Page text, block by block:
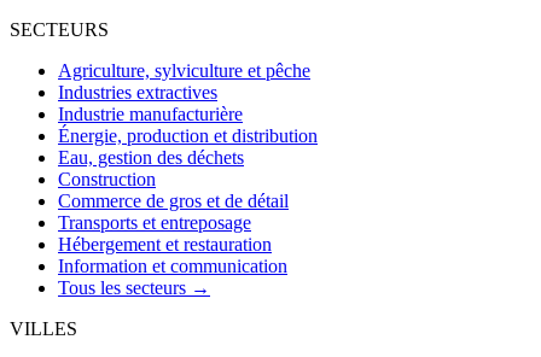
SECTEURS
Agriculture, sylviculture et pêche
Industries extractives
Industrie manufacturière
Énergie, production et distribution
Eau, gestion des déchets
Construction
Commerce de gros et de détail
Transports et entreposage
Hébergement et restauration
Information et communication
Tous les secteurs →
VILLES